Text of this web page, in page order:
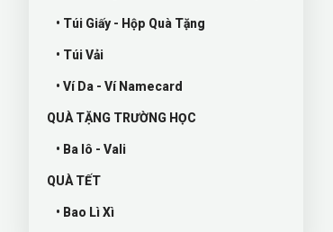
• Túi Giấy - Hộp Quà Tặng
• Túi Vải
• Ví Da - Ví Namecard
QUÀ TẶNG TRƯỜNG HỌC
• Ba lô - Vali
QUÀ TẾT
• Bao Lì Xì